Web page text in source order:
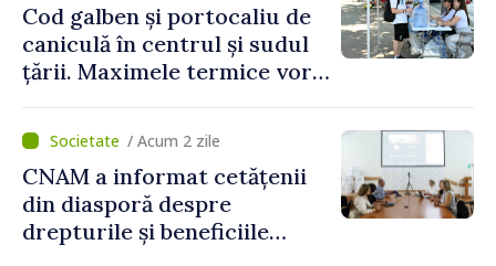
Cod galben și portocaliu de
caniculă în centrul și sudul
țării. Maximele termice vor
/ Acum 2 zile
CNAM a informat cetățenii
din diasporă despre
drepturile și beneficiile